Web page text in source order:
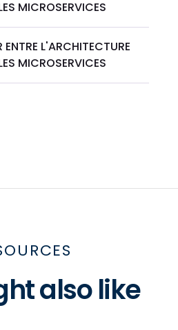
MICROSERVICES
L'ARCHITECTURE
MICROSERVICES
also like